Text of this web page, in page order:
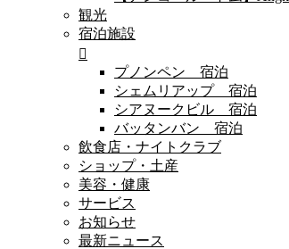
観光
宿泊施設
プノンペン 宿泊
シェムリアップ 宿泊
シアヌークビル 宿泊
バッタンバン 宿泊
飲食店・ナイトクラブ
ショップ・土産
美容・健康
サービス
お知らせ
最新ニュース